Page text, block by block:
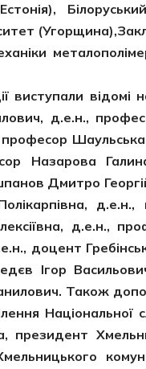
відомі
д.е.н.,
професор
Назарова
Дмитро
д.е.н.,
доцент
Ігор
Також
президент